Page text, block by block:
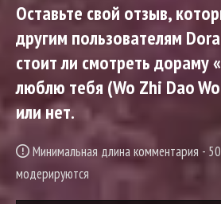
Оставьте свой отзыв,
другим пользователям
стоит ли смотреть дораму
люблю тебя (Wo Zhi Dao
или нет.
Минимальная длина комментария -
модерируются